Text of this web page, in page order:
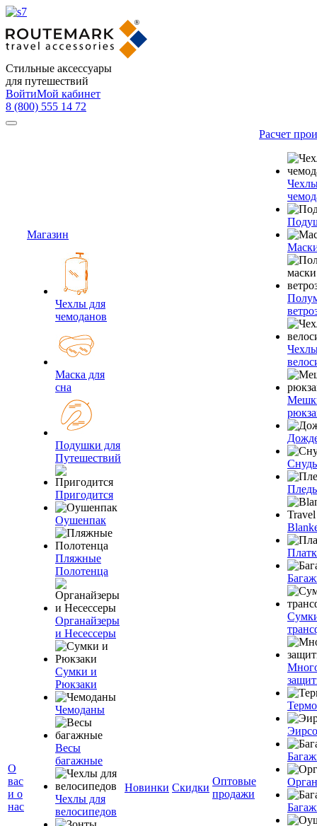
Стильные аксессуары
для путешествий
ВойтиМой кабинет
8 (800) 555 14 72
О
вас
и о
нас
Магазин
Чехлы для
чемоданов
Маска для
сна
Подушки для
Путешествий
Пригодится
Оушенпак
Пляжные
Полотенца
Органайзеры
и Несессеры
Сумки и
Рюкзаки
Чемоданы
Весы
багажные
Чехлы для
велосипедов
Новинки Скидки
Оптовые
продажи
Расчет